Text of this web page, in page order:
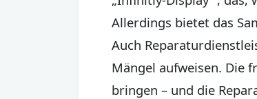
Allerdings bietet das
Auch
Mängel aufweisen. Die
bringen – und die